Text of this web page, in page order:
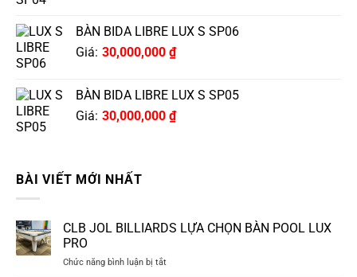
BÀN BIDA LIBRE LUX S SP06
Giá: 30,000,000 ₫
BÀN BIDA LIBRE LUX S SP05
Giá: 30,000,000 ₫
BÀI VIẾT MỚI NHẤT
CLB JOL BILLIARDS LỰA CHỌN BÀN POOL LUX
PRO
Chức năng bình luận bị tắtở